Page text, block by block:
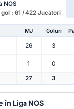
NOS
: 61 / 422 Jucători
MJ Goluri
26 3
1 0
27 3
în Liga NOS